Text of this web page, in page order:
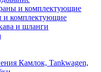
и комплектующие
и комплектующие
и шланги
Камлок, Tankwagen,